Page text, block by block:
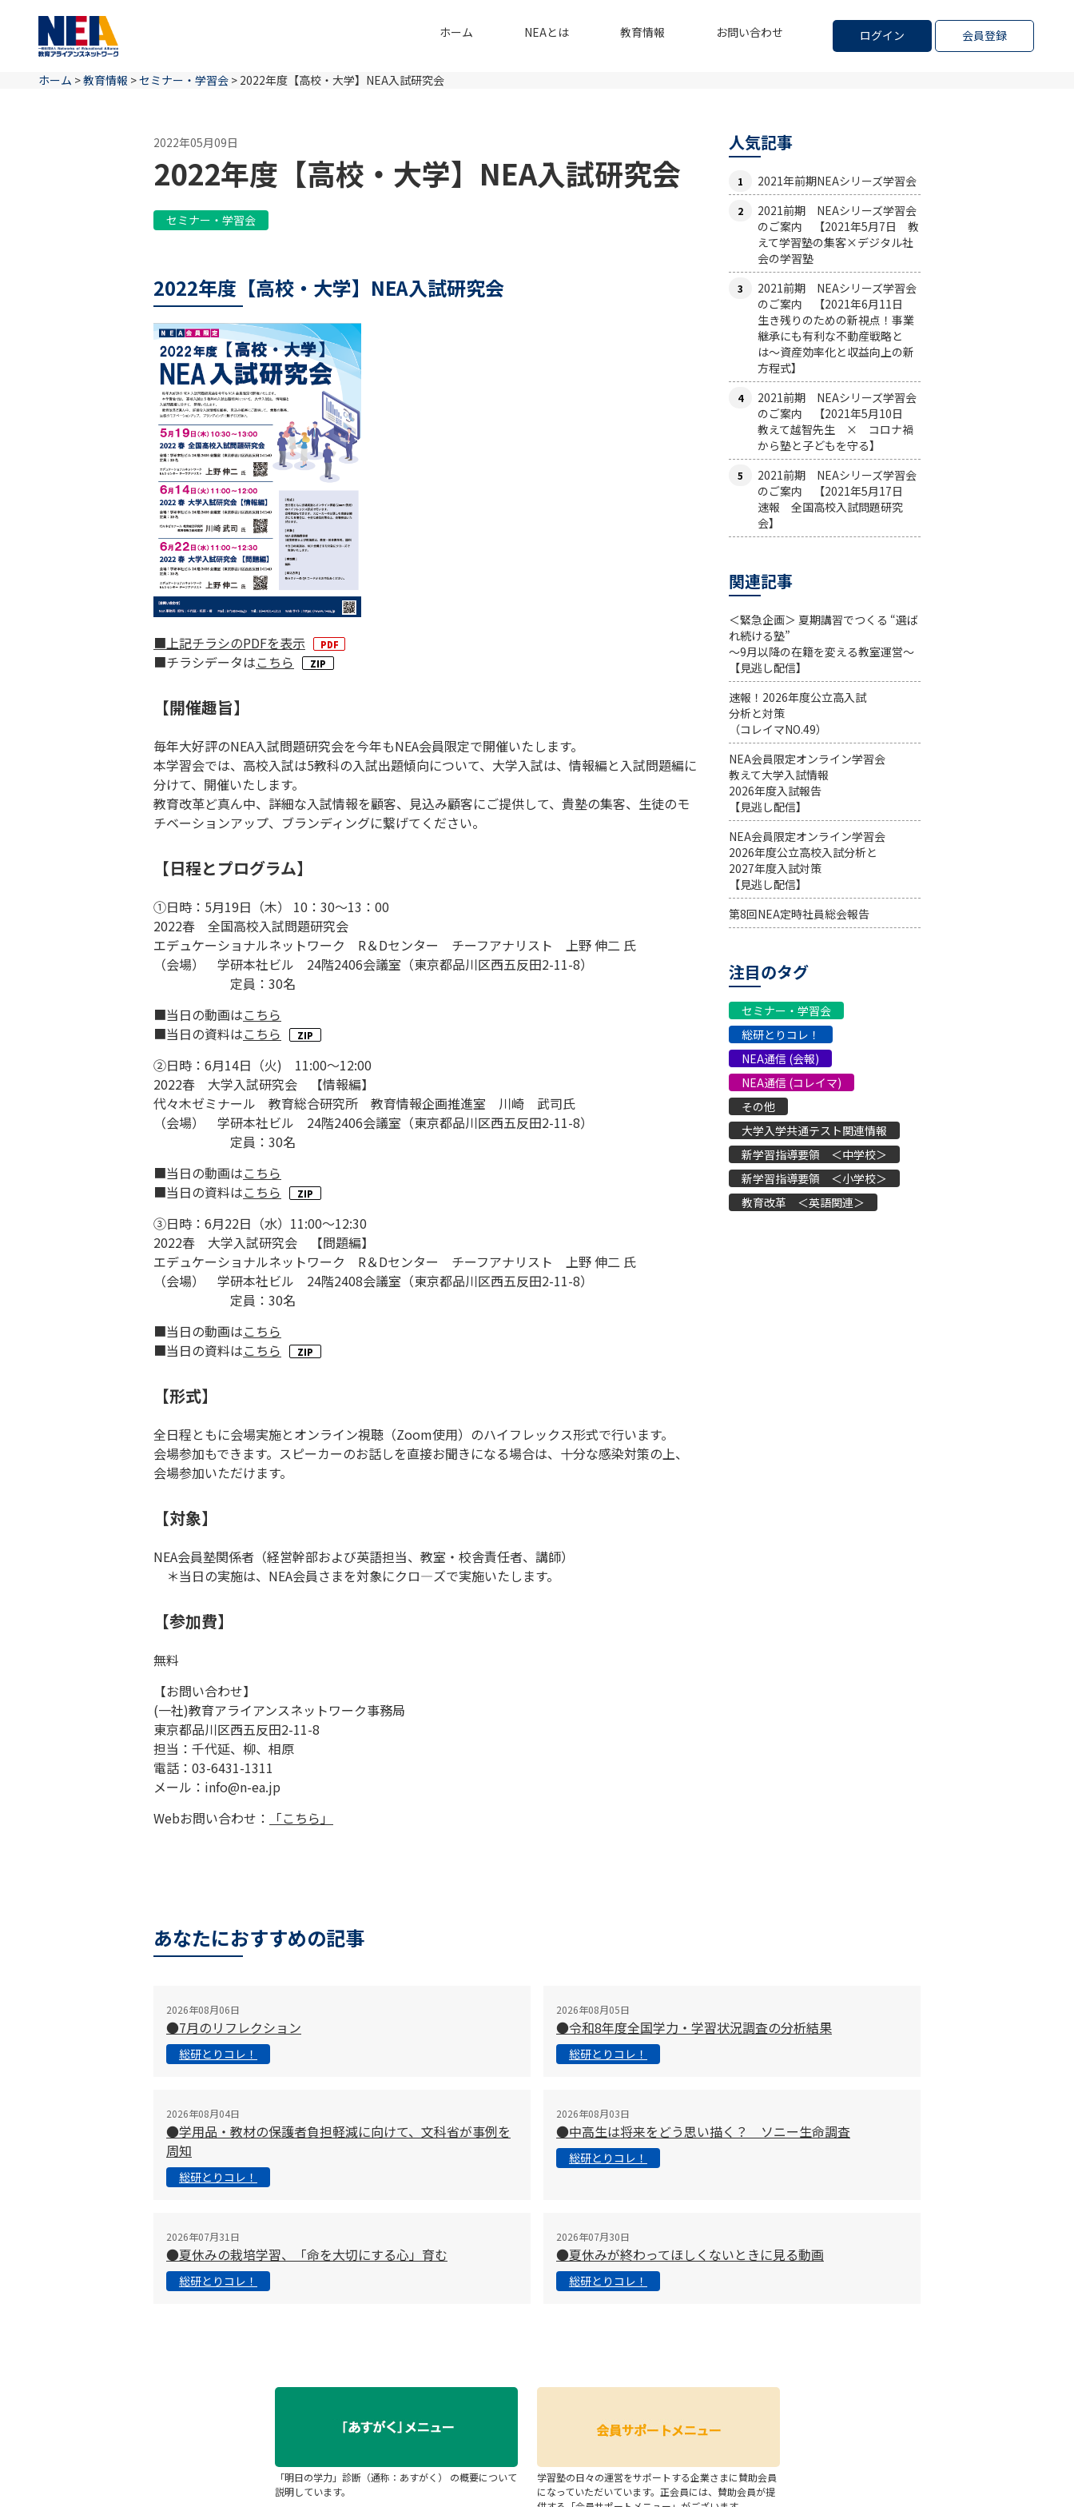
ログイン 会員登録
ホーム NEAとは 教育情報 お問い合わせ
ホーム >教育情報 >セミナー・学習会 > 2022年度【高校・大学】NEA入試研究会
2022年05月09日
2022年度【高校・大学】NEA入試研究会
セミナー・学習会
2022年度【高校・大学】NEA入試研究会
■上記チラシのPDFを表示
■チラシデータはこちら
【開催趣旨】
毎年大好評のNEA入試問題研究会を今年もNEA会員限定で開催いたします。
本学習会では、高校入試は5教科の入試出題傾向について、大学入試は、情報編と入試問題編に
分けて、開催いたします。
教育改革ど真ん中、詳細な入試情報を顧客、見込み顧客にご提供して、貴塾の集客、生徒のモ
チベーションアップ、ブランディングに繋げてください。
【日程とプログラム】
①日時：5月19日（木） 10：30～13：00
2022春 全国高校入試問題研究会
エデュケーショナルネットワーク R＆Dセンター チーフアナリスト 上野 伸二 氏
（会場） 学研本社ビル 24階2406会議室（東京都品川区西五反田2-11-8）
定員：30名
■当日の動画はこちら
■当日の資料はこちら
②日時：6月14日（火) 11:00～12:00
2022春 大学入試研究会 【情報編】
代々木ゼミナール 教育総合研究所 教育情報企画推進室 川崎 武司氏
（会場） 学研本社ビル 24階2406会議室（東京都品川区西五反田2-11-8）
定員：30名
■当日の動画はこちら
■当日の資料はこちら
③日時：6月22日（水）11:00～12:30
2022春 大学入試研究会 【問題編】
エデュケーショナルネットワーク R＆Dセンター チーフアナリスト 上野 伸二 氏
（会場） 学研本社ビル 24階2408会議室（東京都品川区西五反田2-11-8）
定員：30名
■当日の動画はこちら
■当日の資料はこちら
【形式】
全日程ともに会場実施とオンライン視聴（Zoom使用）のハイフレックス形式で行います。
会場参加もできます。スピーカーのお話しを直接お聞きになる場合は、十分な感染対策の上、
会場参加いただけます。
【対象】
NEA会員塾関係者（経営幹部および英語担当、教室・校舎責任者、講師）
＊当日の実施は、NEA会員さまを対象にクロ―ズで実施いたします。
【参加費】
無料
【お問い合わせ】
(一社)教育アライアンスネットワーク事務局
東京都品川区西五反田2-11-8
担当：千代延、柳、相原
電話：03-6431-1311
メール：info@n-ea.jp
Webお問い合わせ：
「こちら」
人気記事
2021年前期NEAシリーズ学習会
2021前期 NEAシリーズ学習会
のご案内 【2021年5月7日 教
えて学習塾の集客×デジタル社
会の学習塾
2021前期 NEAシリーズ学習会
のご案内 【2021年6月11日
生き残りのための新視点！事業
継承にも有利な不動産戦略と
は〜資産効率化と収益向上の新
方程式】
2021前期 NEAシリーズ学習会
のご案内 【2021年5月10日
教えて越智先生 × コロナ禍
から塾と子どもを守る】
2021前期 NEAシリーズ学習会
のご案内 【2021年5月17日
速報 全国高校入試問題研究
会】
関連記事
＜緊急企画＞ 夏期講習でつくる “選ば
れ続ける塾”
～9月以降の在籍を変える教室運営～
【見逃し配信】
速報！2026年度公立高入試
分析と対策
（コレイマNO.49）
NEA会員限定オンライン学習会
教えて大学入試情報
2026年度入試報告
【見逃し配信】
NEA会員限定オンライン学習会
2026年度公立高校入試分析と
2027年度入試対策
【見逃し配信】
第8回NEA定時社員総会報告
注目のタグ
セミナー・学習会
総研とりコレ！
NEA通信 (会報)
NEA通信 (コレイマ)
その他
大学入学共通テスト関連情報
新学習指導要領 ＜中学校＞
新学習指導要領 ＜小学校＞
教育改革 ＜英語関連＞
あなたにおすすめの記事
2026年08月06日
●7月のリフレクション
総研とりコレ！
2026年08月05日
●令和8年度全国学力・学習状況調査の分析結果
総研とりコレ！
2026年08月04日
●学用品・教材の保護者負担軽減に向けて、文科省が事例を
周知
総研とりコレ！
2026年08月03日
●中高生は将来をどう思い描く？ ソニー生命調査
総研とりコレ！
2026年07月31日
●夏休みの栽培学習、「命を大切にする心」育む
総研とりコレ！
2026年07月30日
●夏休みが終わってほしくないときに見る動画
総研とりコレ！
「明日の学力」診断（通称：あすがく） の概要について
説明しています。
学習塾の日々の運営をサポートする企業さまに賛助会員
になっていただいています。正会員には、賛助会員が提